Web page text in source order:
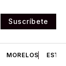
Suscríbete
MORELOS